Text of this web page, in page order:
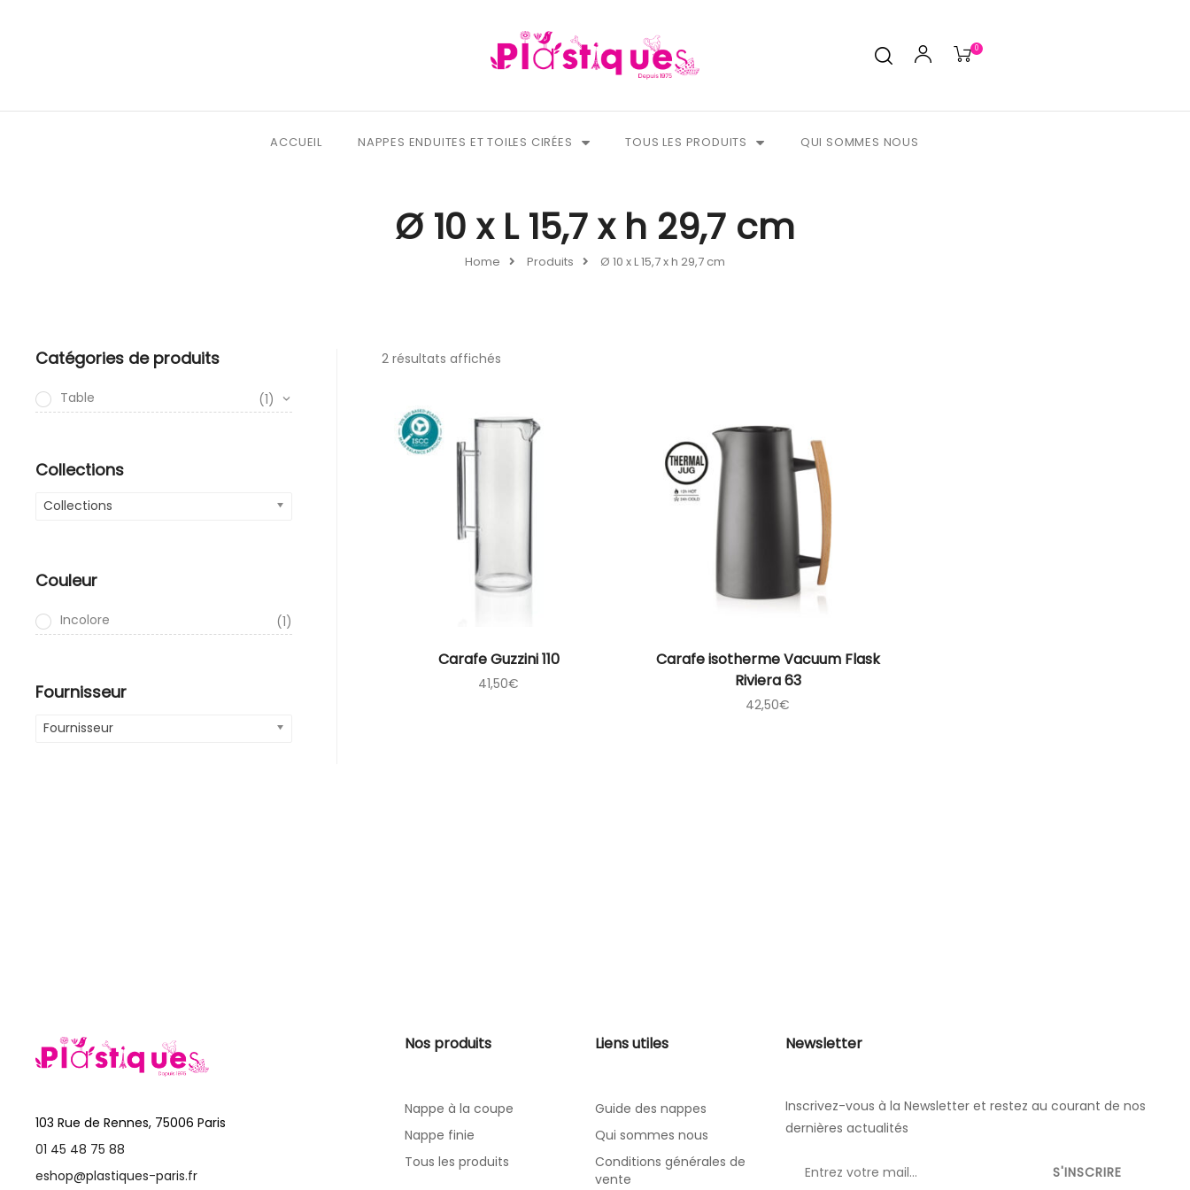
0
ACCUEIL NAPPES ENDUITES ET TOILES CIRÉES TOUS LES PRODUITS QUI SOMMES NOUS
Home Produits Ø 10 x L 15,7 x h 29,7 cm
Ø 10 x L 15,7 x h 29,7 cm
2 résultats affichés
Carafe Guzzini 110
41,50€
Carafe isotherme Vacuum Flask
Riviera 63
42,50€
Catégories de produits
Table (1)
Collections
Collections
Couleur
Incolore (1)
Fournisseur
Fournisseur
103 Rue de Rennes, 75006 Paris
01 45 48 75 88
eshop@plastiques-paris.fr
Nos produits
Nappe à la coupe
Nappe finie
Tous les produits
Liens utiles
Guide des nappes
Qui sommes nous
Conditions générales de
vente
Newsletter
Inscrivez-vous à la Newsletter et restez au courant de nos
dernières actualités